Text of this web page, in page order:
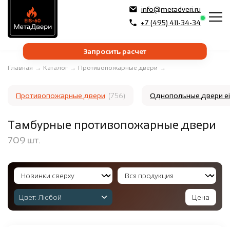
info@metadveri.ru
+7 (495) 411-34-34
Запросить расчет
Главная → Каталог → Противопожарные двери →
Противопожарные двери (756) Однопольные двери
Тамбурные противопожарные двери
709 шт.
Цвет: Любой Цена